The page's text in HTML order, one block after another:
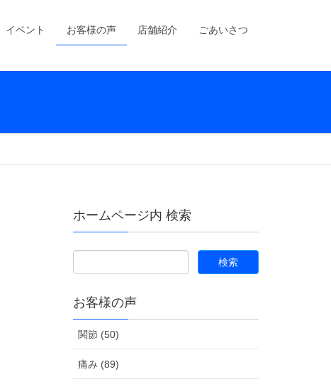
イベント お客様の声 店舗紹介 ごあいさつ
ホームページ内 検索
お客様の声
関節 (50)
痛み (89)